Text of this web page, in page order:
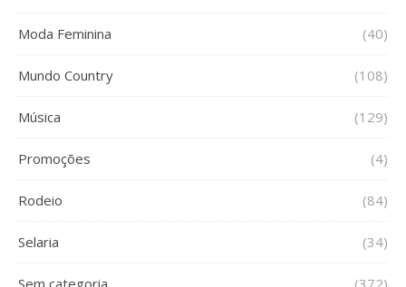
Moda Feminina (40)
Mundo Country (108)
Música (129)
Promoções (4)
Rodeio (84)
Selaria (34)
Sem categoria (372)